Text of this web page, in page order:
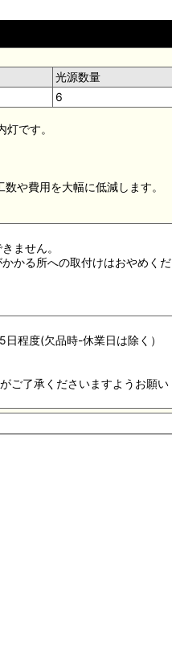
光源数量
6
です。
や費用を大幅に低減します。
ません。
かる所への取付けはおやめくだ
程度(欠品時-休業日は除く）
ご了承くださいますようお願い